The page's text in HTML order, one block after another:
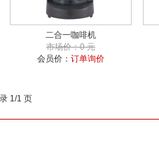
二合一咖啡机
市场价：0 元
会员价： 订单询价
1/1 页